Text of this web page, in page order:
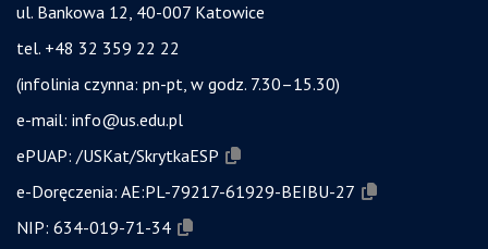
ul. Bankowa 12, 40-007 Katowice
tel. +48 32 359 22 22
(infolinia czynna: pn-pt, w godz. 7.30–15.30)
e-mail: info@us.edu.pl
ePUAP: /USKat/SkrytkaESP
e-Doręczenia: AE:PL-79217-61929-BEIBU-27
NIP: 634-019-71-34